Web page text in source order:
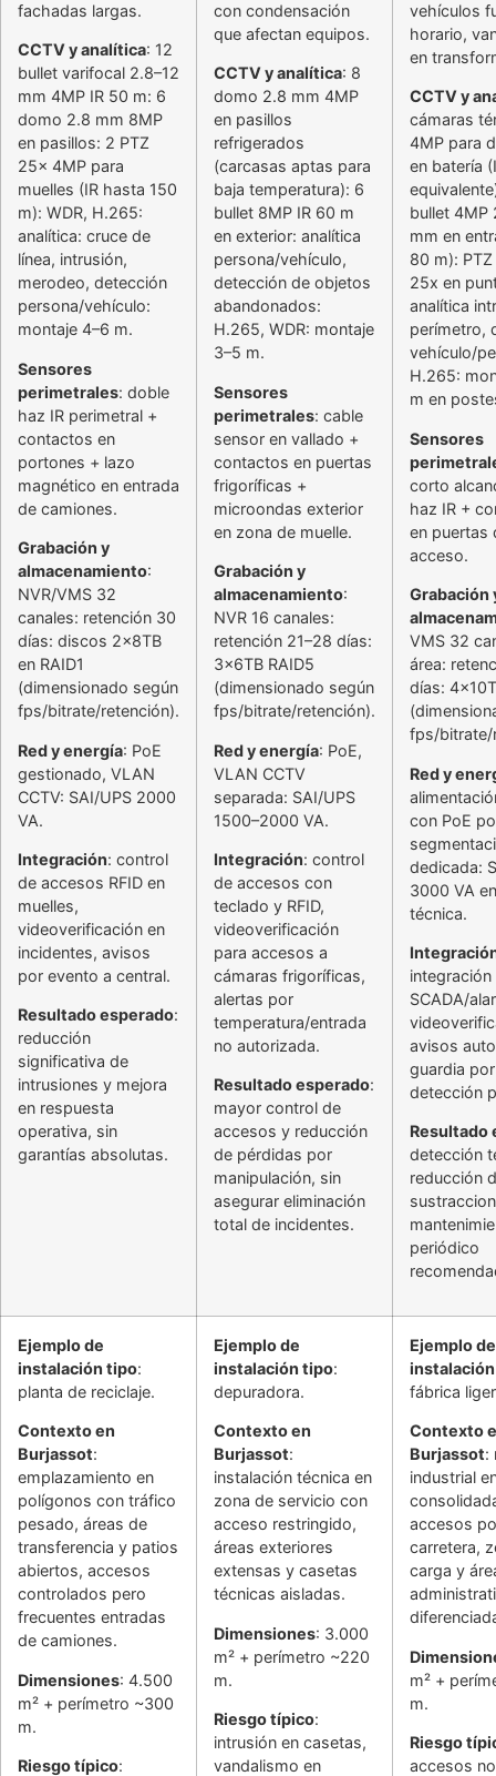
fachadas largas.
CCTV y analítica: 12
bullet varifocal 2.8–12
mm 4MP IR 50 m: 6
domo 2.8 mm 8MP
en pasillos: 2 PTZ
25x 4MP para
muelles (IR hasta 150
m): WDR, H.265:
analítica: cruce de
línea, intrusión,
merodeo, detección
persona/vehículo:
montaje 4–6 m.
Sensores
perimetrales: doble
haz IR perimetral +
contactos en
portones + lazo
magnético en entrada
de camiones.
Grabación y
almacenamiento:
NVR/VMS 32
canales: retención 30
días: discos 2x8TB
en RAID1
(dimensionado según
fps/bitrate/retención).
Red y energía: PoE
gestionado, VLAN
CCTV: SAI/UPS 2000
VA.
Integración: control
de accesos RFID en
muelles,
videoverificación en
incidentes, avisos
por evento a central.
Resultado esperado:
reducción
significativa de
intrusiones y mejora
en respuesta
operativa, sin
garantías absolutas.
con condensación
que afectan equipos.
CCTV y analítica: 8
domo 2.8 mm 4MP
en pasillos
refrigerados
(carcasas aptas para
baja temperatura): 6
bullet 8MP IR 60 m
en exterior: analítica
persona/vehículo,
detección de objetos
abandonados:
H.265, WDR: montaje
3–5 m.
Sensores
perimetrales: cable
sensor en vallado +
contactos en puertas
frigoríficas +
microondas exterior
en zona de muelle.
Grabación y
almacenamiento:
NVR 16 canales:
retención 21–28 días:
3x6TB RAID5
(dimensionado según
fps/bitrate/retención).
Red y energía: PoE,
VLAN CCTV
separada: SAI/UPS
1500–2000 VA.
Integración: control
de accesos con
teclado y RFID,
videoverificación
para accesos a
cámaras frigoríficas,
alertas por
temperatura/entrada
no autorizada.
Resultado esperado:
mayor control de
accesos y reducción
de pérdidas por
manipulación, sin
asegurar eliminación
total de incidentes.
vehículos
horario,
en
CCTV y
cámaras
4MP para
en batería
bullet 4MP
mm en
80 m):
25x en
analítica
perímetro,
vehículo/
H.265:
m en
Sensores
corto
haz IR +
en puertas
acceso.
Grabación
VMS 32
área:
días:
fps/bitrate/
Red y
con PoE
dedicada:
3000 VA
técnica.
integración
SCADA/
avisos
guardia por
detección
Resultado
detección
reducción
periódico
Ejemplo de
instalación tipo:
planta de reciclaje.
Contexto en
Burjassot:
emplazamiento en
polígonos con tráfico
pesado, áreas de
transferencia y patios
abiertos, accesos
controlados pero
frecuentes entradas
de camiones.
Dimensiones: 4.500
m² + perímetro ~300
m.
Riesgo típico:
Ejemplo de
instalación tipo:
depuradora.
Contexto en
Burjassot:
instalación técnica en
zona de servicio con
acceso restringido,
áreas exteriores
extensas y casetas
técnicas aisladas.
Dimensiones: 3.000
m² + perímetro ~220
m.
Riesgo típico:
intrusión en casetas,
vandalismo en
Ejemplo de
fábrica
Contexto
Burjassot:
industrial
accesos
carretera,
carga y
m² +
m.
Riesgo
accesos no